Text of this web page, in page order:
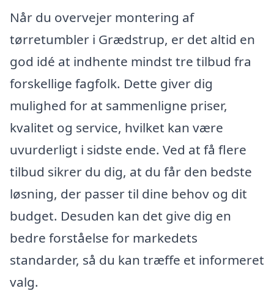
Når du overvejer montering af
tørretumbler i Grædstrup, er det altid en
god idé at indhente mindst tre tilbud fra
forskellige fagfolk. Dette giver dig
mulighed for at sammenligne priser,
kvalitet og service, hvilket kan være
uvurderligt i sidste ende. Ved at få flere
tilbud sikrer du dig, at du får den bedste
løsning, der passer til dine behov og dit
budget. Desuden kan det give dig en
bedre forståelse for markedets
standarder, så du kan træffe et informeret
valg.